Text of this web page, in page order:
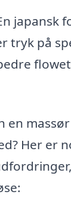
japansk
tryk på
en
Her er